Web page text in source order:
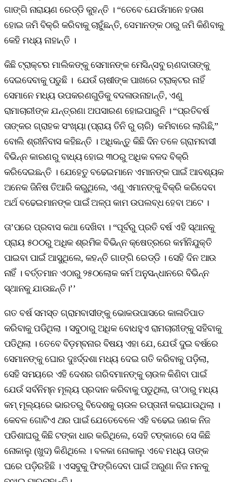
ଗାଙ୍ଗି ନାରାୟଣ ରେଡ୍ଡି କୁହନ୍ତି । “ତେବେ ଯେଉଁମାନେ ହତାଶ
ହୋଇ ଜମି ବିକ୍ରି କରିବାକୁ ଚାହୁଁଛନ୍ତି, ସେମାନଙ୍କ ଠାରୁ ଜମି କିଣିବାକୁ
କେହି ମଧ୍ୟ ନାହାନ୍ତି ।
କିଛି ଟ୍ରାକ୍ଟର ମାଲିକଙ୍କୁ ସେମାନଙ୍କ ମେସିନ୍‌ସବୁ ଋଣଦାତାଙ୍କୁ
ଦେଇଦେବାକୁ ପଡୁଛି । ଯେଉଁ ଚାଷୀଙ୍କ ପାଖରେ ଟ୍ରାକ୍ଟର ନାହିଁ
ସେମାନେ ମଧ୍ୟ ଉପକରଣଗୁଡିକୁ ବଦଳାଉନାହାନ୍ତି, ଏଣୁ
ରାମାଚାରୀଙ୍କ ଯନ୍ତ୍ରଣା ଅପସାରଣ ହୋଇପାରୁନି । “ପ୍ରତିବର୍ଷ
ତାଙ୍କର ଗ୍ରାହକ ସଂଖ୍ୟା (ପ୍ରାୟ ତିନି ରୁ ଚାରି) କମିବାରେ ଲାଗିଛି,”
ବୋଲି ଶ୍ରୀନିବାସ କହିଛନ୍ତି । ଅଧିକନ୍ତୁ କିଛି ଦିନ ତଳେ ଗ୍ରାମବାସୀ
ବିଭିନ୍ନ କାରଣରୁ ବାଧ୍ୟ ହୋଇ ୩୦ରୁ ଅଧିକ ବଳଦ ବିକ୍ରି
କରିଦେଇଛନ୍ତି । ଯେହେତୁ ବଢେଇମାନେ ଏମାନଙ୍କ ପାଇଁ ଆବଶ୍ୟକ
ଅନେକ ଜିନିଷ ତିଆରି କରୁଥିଲେ, ଏଣୁ ଏମାନଙ୍କୁ ବିକ୍ରି କରିଦେବା
ଅର୍ଥ ବଢେଇମାନଙ୍କ ପାଇଁ ଅଳ୍ପ କାମ ଉପଲବ୍ଧ ହେବା ଅଟେ ।
ତା’ପରେ ପ୍ରବାସ କଥା ଦେଖିବା । “ପୂର୍ବରୁ ପ୍ରତି ବର୍ଷ ଏହି ସ୍ଥାନକୁ
ପ୍ରାୟ ୫୦୦ରୁ ଅଧିକ ଶ୍ରମିକ ବିଭିନ୍ନ କ୍ଷେତ୍ରରେ କର୍ମନିଯୁକ୍ତି
ପାଇବା ପାଇଁ ଆସୁଥିଲେ, କହନ୍ତି ଗାଙ୍ଗି ରେଡ୍ଡି । ସେହି ଦିନ ଆଉ
ନାହିଁ । ବର୍ତ୍ତମାନ ଏଠାରୁ ୨୫୦ଲୋକ କର୍ମ ଅନୁସନ୍ଧାନରେ ବିଭିନ୍ନ
ସ୍ଥାନକୁ ଯାଉଛନ୍ତି।’’
ଗତ ବର୍ଷ ସମସ୍ତ ଗ୍ରାମବାସୀଙ୍କୁ ଭୋକଉପାସରେ କାଳାତିପାତ
କରିବାକୁ ପଡିଥିଲା । ସବୁଠାରୁ ଅଧିକ ବୋଧହୁଏ ରାମଚାରୀଙ୍କୁ ସହିବାକୁ
ପଡିଥିଲା । ତେବେ ବିଡ଼ମ୍ବନାର ବିଷୟ ଏହା ଯେ, ଯେଉଁ ଦୁଇ ବର୍ଷରେ
ସେମାନଙ୍କୁ ଘୋର ଦୁଃର୍ଦ୍ଦଶା ମଧ୍ୟ ଦେଇ ଗତି କରିବାକୁ ପଡ଼ିଲା,
ସେହି ସମୟରେ ଏହି ଦେଶର ଗରିବମାନଙ୍କୁ ଚାଉଳ କିଣିବା ପାଇଁ
ଯେଉଁ ସର୍ବନିମ୍ନ ମୂଲ୍ୟ ପ୍ରଦାନ କରିବାକୁ ପଡୁଥିଲା, ତା’ଠାରୁ ମଧ୍ୟ
କମ୍‌ ମୂଲ୍ୟରେ ଭାରତରୁ ବିଦେଶକୁ ଚାଉଳ ରପ୍ତାନୀ କରାଯାଉଥିଲା ।
କେବଳ ଗୋଟିଏ ଥର ପାଇଁ ଯେତେବେଳେ ଏହି ବଢେଇ ଜଣକ ନିଜ
ପଡିଶାଘରୁ କିଛି ଟଙ୍କା ଧାର କରିଥିଲେ, ସେହି ଟଙ୍କାରେ ସେ କିଛି
ନୋକାଲୁ (ଖୁଦ) କିଣିଥିଲେ । ବଳକା ନୋକାଲୁ ଏବେ ମଧ୍ୟ ତାଙ୍କ
ଘରେ ପଡ଼ିରହିଛି । ଏସବୁକୁ ଫିଙ୍ଗିଦେବା ପାଇଁ ଅରୁଣା ନିଜ ମନକୁ